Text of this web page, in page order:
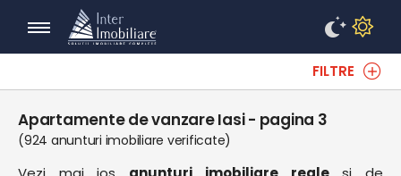
FILTRE
Apartamente de vanzare Iasi - pagina 3
(924 anunturi imobiliare verificate)